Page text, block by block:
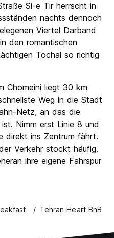
Si-e Tir herrscht in
nachts dennoch
Viertel Darband
den romantischen
Tochal so richtig
Chomeini liegt 30 km
Weg in die Stadt
Netz, an das die
Nimm erst Linie 8 und
direkt ins Zentrum fährt.
Verkehr stockt häufig.
ihre eigene Fahrspur
Tehran Heart BnB